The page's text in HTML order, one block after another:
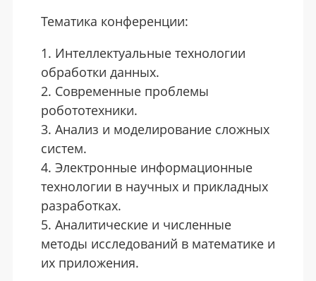
Тематика конференции:
Интеллектуальные технологии
обработки данных.
Современные проблемы
робототехники.
Анализ и моделирование сложных
систем.
Электронные информационные
технологии в научных и прикладных
разработках.
Аналитические и численные
методы исследований в математике и
их приложения.